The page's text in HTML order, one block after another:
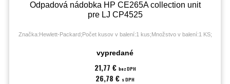
Odpadová nádobka HP CE265A collection unit
pre LJ CP4525
Značka:Hewlett-Packard;Počet kusov v balení:1 kus;Množstvo v balení:1 KS;
vypredané
21,77 € bez DPH
26,78 € s DPH